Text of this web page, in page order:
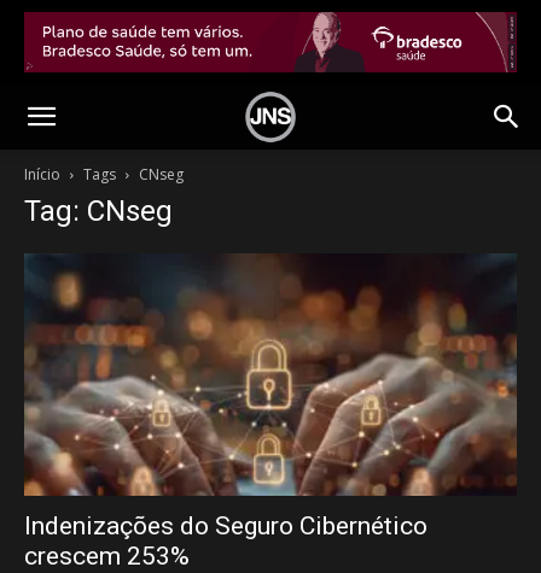
Início Tags CNseg
Tag: CNseg
Indenizações do Seguro Cibernético
crescem 253%